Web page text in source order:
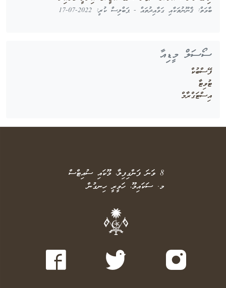
ބާވަތް: ޤާނޫނުތަކާއި ގަވާއިދުތައް - ޕަބްލިސް ކުރީ: 2022-07-17
ސޯސަލް މީޑިއާ
ފޭސްބުކް
ޓުވިޓާ
އިސްޓަގްރާމް
8 ވަނަ ފަންގިފިލާ، މޫކައި ސުއިޓްސް
މ. ސަކައިމޫ، ހަވީރީ ހިނގުން